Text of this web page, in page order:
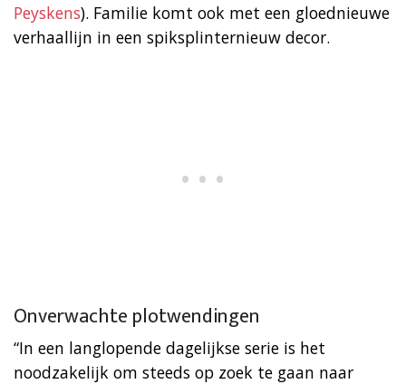
Peyskens). Familie komt ook met een gloednieuwe
verhaallijn in een spiksplinternieuw decor.
Onverwachte plotwendingen
“In een langlopende dagelijkse serie is het
noodzakelijk om steeds op zoek te gaan naar